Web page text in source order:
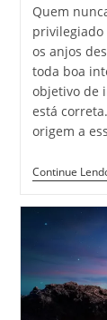
Quem
privilegiado
os anjos
toda boa
objetivo de
está
origem a
Continue